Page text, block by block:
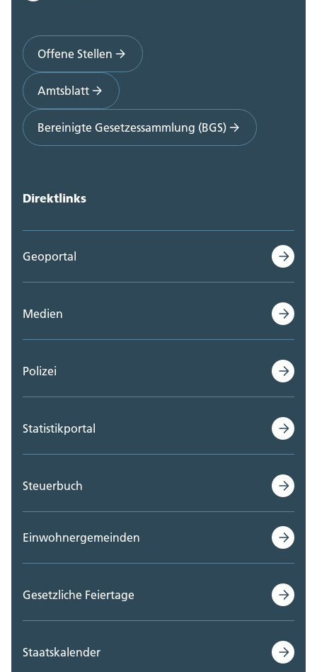
Offene Stellen
Amtsblatt
Bereinigte Gesetzessammlung (BGS)
Direktlinks
Geoportal
Medien
Polizei
Statistikportal
Steuerbuch
Einwohnergemeinden
Gesetzliche Feiertage
Staatskalender